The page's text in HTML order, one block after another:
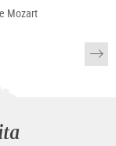
Mozart